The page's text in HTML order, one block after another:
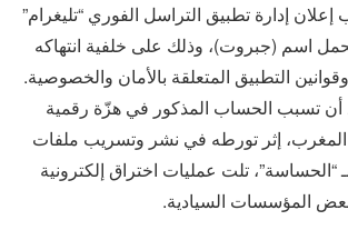
إدارة تطبيق التراسل الفوري “تليغرام”
اسم (جبروت)، وذلك على خلفية انتهاكه
التطبيق المتعلقة بالأمان والخصوصية.
أن تسبب الحساب المذكور في هزّة رقمية
إثر تورطه في نشر وتسريب ملفات
تلت عمليات اختراق إلكترونية
المؤسسات السيادية.